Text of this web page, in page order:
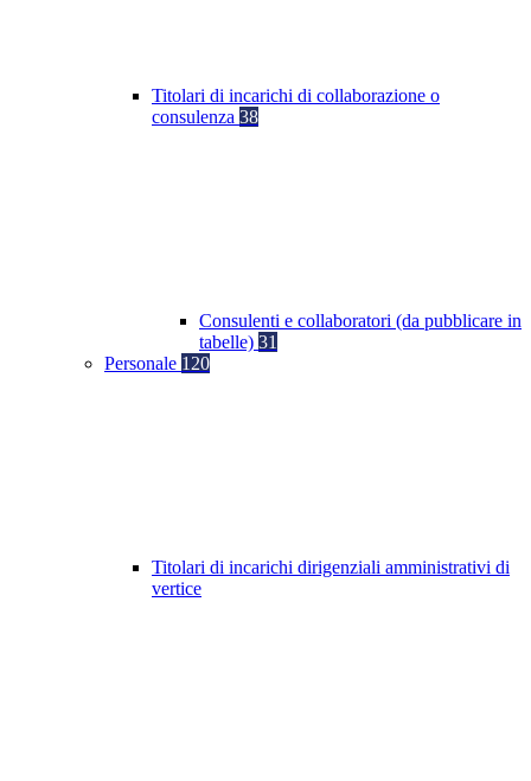
Titolari di incarichi di collaborazione o
consulenza 38
Consulenti e collaboratori (da pubblicare in
tabelle) 31
Personale 120
Titolari di incarichi dirigenziali amministrativi di
vertice